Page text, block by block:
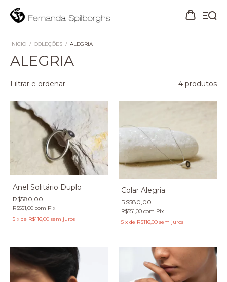
INÍCIO / COLEÇÕES / ALEGRIA
ALEGRIA
Filtrar e ordenar 4 produtos
Anel Solitário Duplo
R$580,00
R$551,00 com Pix
5 x de R$116,00 sem juros
Colar Alegria
R$580,00
R$551,00 com Pix
5 x de R$116,00 sem juros